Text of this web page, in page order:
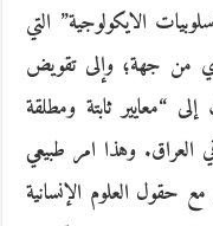
الايكولوجية” التي
من جهة؛ وإلى تقويض
“معايير ثابتة ومطلقة
العراق. وهذا امر طبيعي
حقول العلوم الإنسانية